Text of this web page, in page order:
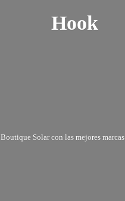
Hook
Boutique Solar con las mejores marcas